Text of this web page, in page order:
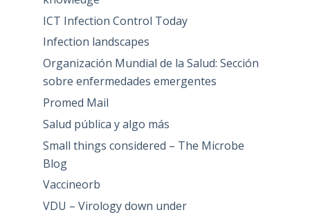
ICT Infection Control Today
Infection landscapes
Organización Mundial de la Salud: Sección
sobre enfermedades emergentes
Promed Mail
Salud pública y algo más
Small things considered – The Microbe
Blog
Vaccineorb
VDU – Virology down under